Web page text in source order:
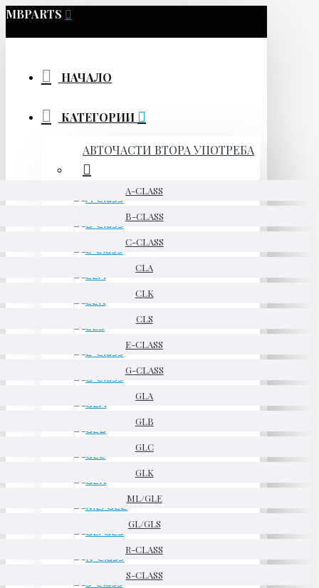
MBPARTS
НАЧАЛО
КАТЕГОРИИ
АВТОЧАСТИ ВТОРА УПОТРЕБА
A-CLASS
B-CLASS
C-CLASS
CLA
CLK
CLS
E-CLASS
G-CLASS
GLA
GLB
GLC
GLK
ML/GLE
GL/GLS
R-CLASS
S-CLASS